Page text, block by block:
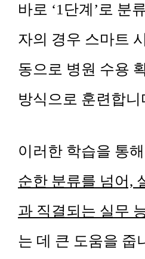
바로 ‘1단계’로 분
자의 경우 스마트
동으로 병원 수용
방식으로 훈련합니
이러한 학습을 통해
순한 분류를 넘어,
과 직결되는 실무
는 데 큰 도움을 줍